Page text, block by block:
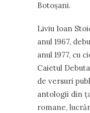
Botoşani.
Liviu Ioan
anul 1967,
anul 1977, cu
Caietul
de versuri
antologii din
romane,